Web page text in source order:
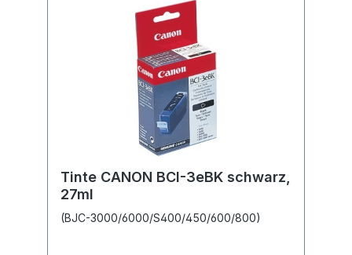
Tinte CANON BCI-3eBK schwarz,
27ml
(BJC-3000/6000/S400/450/600/800)